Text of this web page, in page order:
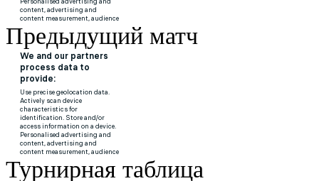
Предыдущий матч
Турнирная таблица